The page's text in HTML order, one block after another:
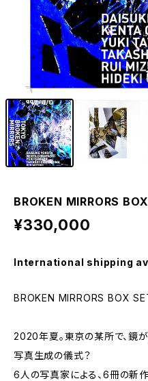
BROKEN MIRRORS
¥330,000
International shipping
BROKEN MIRRORS BOX
2020年夏。東京の某所で、鏡
写真生成の儀式？
6人の写真家による、6冊の新作